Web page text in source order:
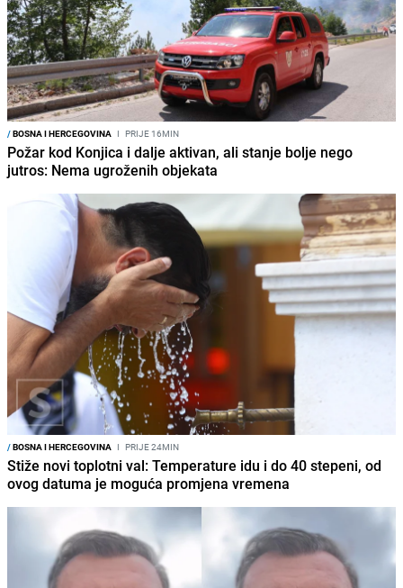
/BOSNA I HERCEGOVINA I PRIJE 16MIN
Požar kod Konjica i dalje aktivan, ali stanje bolje nego
jutros: Nema ugroženih objekata
/BOSNA I HERCEGOVINA I PRIJE 24MIN
Stiže novi toplotni val: Temperature idu i do 40 stepeni, od
ovog datuma je moguća promjena vremena